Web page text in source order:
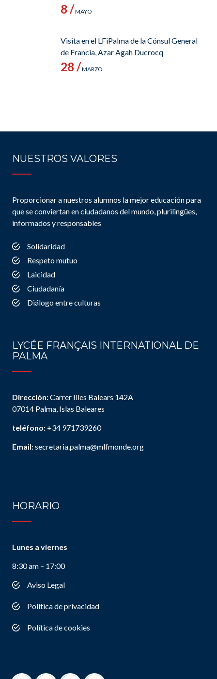
8 /MAYO
Visita en el LFiPalma de la Cónsul General
de Francia, Azar Agah Ducrocq
28 /MARZO
NUESTROS VALORES
Proporcionar a nuestros alumnos la mejor educación para
que se conviertan en ciudadanos del mundo, plurilingües,
informados y responsables
Solidaridad
Respeto mutuo
Laicidad
Ciudadanía
Diálogo entre culturas
LYCÉE FRANÇAIS INTERNATIONAL DE
PALMA
Dirección:Carrer Illes Balears 142A
07014 Palma, Islas Baleares
teléfono: +34 971739260
Email:secretaria.palma@mlfmonde.org
HORARIO
Lunes a viernes
8:30 am – 17:00
Aviso Legal
Política de privacidad
Política de cookies